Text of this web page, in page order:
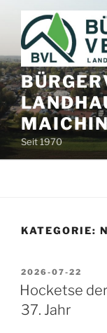
Zum
Inhalt
springen
Seit 1970
KATEGORIE:
VERÖFFENTLICHT
AM
2026-07-22
Hocketse
37. Jahr